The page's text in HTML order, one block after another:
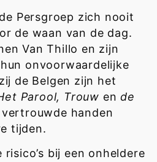
Persgroep zich nooit
de waan van de dag.
Van Thillo en zijn
onvoorwaardelijke
de Belgen zijn het
Parool, Trouw en de
handen
tijden.
bij een onheldere